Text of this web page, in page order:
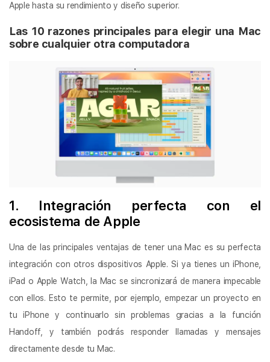
Apple hasta su rendimiento y diseño superior.
Las 10 razones principales para elegir una Mac
sobre cualquier otra computadora
1. Integración perfecta con el
ecosistema de Apple
Una de las principales ventajas de tener una Mac es su perfecta
integración con otros dispositivos Apple. Si ya tienes un iPhone,
iPad o Apple Watch, la Mac se sincronizará de manera impecable
con ellos. Esto te permite, por ejemplo, empezar un proyecto en
tu iPhone y continuarlo sin problemas gracias a la función
Handoff, y también podrás responder llamadas y mensajes
directamente desde tu Mac.